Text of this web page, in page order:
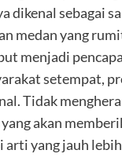
dikenal sebagai
medan yang
menjadi
setempat,
Tidak
akan
yang jauh